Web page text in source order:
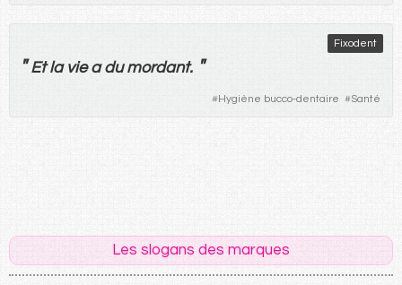
Fixodent
" Et la vie a du mordant. "
#Hygiène bucco-dentaire #Santé
Les slogans des marques